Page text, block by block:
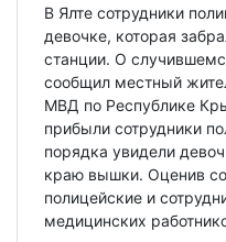
В Ялте сотрудники
девочке, которая
станции. О
сообщил местный
МВД по Республике
прибыли сотрудники
порядка увидели
краю вышки. Оценив
полицейские и
медицинских